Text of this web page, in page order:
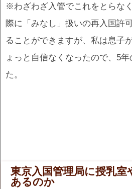
※わざわざ入管でこれをとらな
際に「みなし」扱いの再入国許
ることができますが、私は息子
ょっと自信なくなったので、5
た。
東京入国管理局に授乳室
あるのか